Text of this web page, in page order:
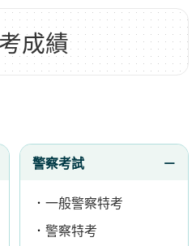
成績
警察考試
． 一般警察特考
． 警察特考